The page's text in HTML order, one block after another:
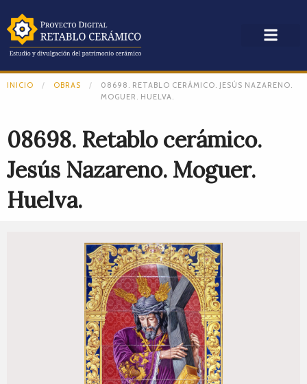
INICIO OBRAS
08698. RETABLO CERÁMICO. JESÚS NAZARENO.
MOGUER. HUELVA.
08698. Retablo cerámico.
Jesús Nazareno. Moguer.
Huelva.